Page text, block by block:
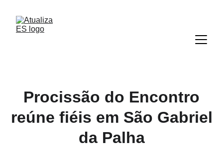
Procissão do Encontro
reúne fiéis em São Gabriel
da Palha